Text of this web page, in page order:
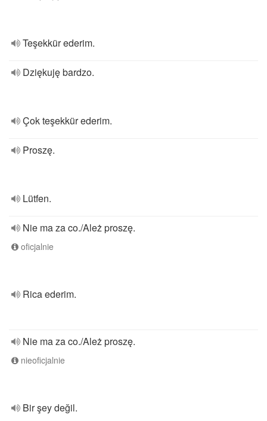
Teşekkür ederim.
Dziękuję bardzo.
Çok teşekkür ederim.
Proszę.
Lütfen.
Nie ma za co./Ależ proszę.
oficjalnie
Rica ederim.
Nie ma za co./Ależ proszę.
nieoficjalnie
Bir şey değil.